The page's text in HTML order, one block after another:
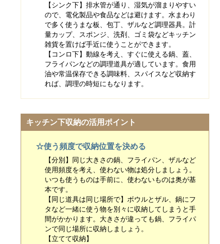
【シンク下】排水管が通り、湿気が溜まりやすい
ので、電化製品や食品などは避けます。水まわり
で多く使うまな板、包丁、ザルなど調理器具。計
量カップ、スポンジ、洗剤、ゴミ袋などキッチン
雑貨を置けば手近に使うことができます。
【コンロ下】動線を考え、すぐに使える鍋、蓋、
フライパンなどの調理道具が適しています。食用
油や常温保存できる調味料、スパイスなど収納す
れば、調理の時短にもなります。
キッチン下収納の活用ポイント
☆使う頻度で収納位置を決める
【分別】同じ大きさの鍋、フライパン、ザルなど
使用頻度を考え、使わない物は処分しましょう。
いつも使うものは手前に、使わないものは奥が基
本です。
【同じ道具は同じ場所で】ボウルとザル、鍋にフ
タなど一緒に使う物を別々に収納してしまうと手
間がかかります。大きさが違っても鍋、フライパ
ンで同じ場所に収納しましょう。
【立てて収納】